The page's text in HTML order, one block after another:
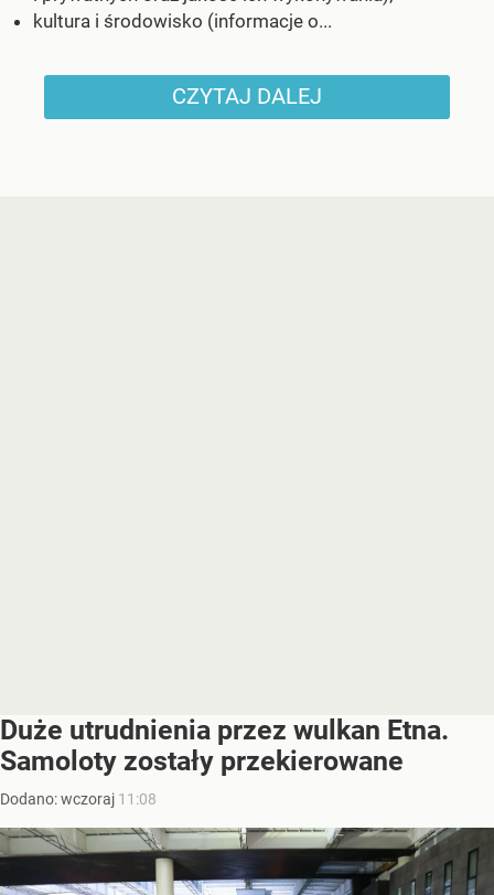
kultura i środowisko (informacje o...
CZYTAJ DALEJ
Duże utrudnienia przez wulkan Etna.
Samoloty zostały przekierowane
Dodano:wczoraj 11:08